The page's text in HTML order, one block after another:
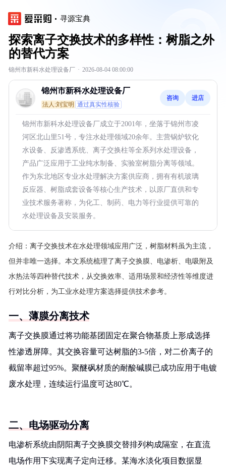
寻源宝典
探索离子交换技术的多样性：树脂之外
的替代方案
锦州市新科水处理设备厂 · 2026-08-04 08:00:00
锦州市新科水处理设备厂
法人:刘宝明 通过真实性核验
咨询 进店
锦州市新科水处理设备厂成立于2001年，坐落于锦州市凌
河区北山里51号，专注水处理领域20余年。主营锅炉软化
水设备、反渗透系统、离子交换柱等全系列水处理设备，
产品广泛应用于工业纯水制备、实验室树脂分离等领域。
作为东北地区专业水处理解决方案供应商，拥有有机玻璃
反应器、树脂成套设备等核心生产技术，以原厂直供和专
业技术服务著称，为化工、制药、电力等行业提供可靠的
水处理设备及安装服务。
介绍： 离子交换技术在水处理领域应用广泛，树脂材料虽为主流，
但并非唯一选择。本文系统梳理了离子交换膜、电渗析、电吸附及
水热法等四种替代技术，从交换效率、适用场景和经济性等维度进
行对比分析，为工业水处理方案选择提供技术参考。
一、薄膜分离技术
离子交换膜通过将功能基团固定在聚合物基质上形成选择
性渗透屏障。其交换容量可达树脂的3-5倍，对二价离子的
截留率超过95%。聚醚砜材质的耐酸碱膜已成功应用于电镀
废水处理，连续运行温度可达80℃。
二、电场驱动分离
电渗析系统由阴阳离子交换膜交替排列构成隔室，在直流
电场作用下实现离子定向迁移。某海水淡化项目数据显